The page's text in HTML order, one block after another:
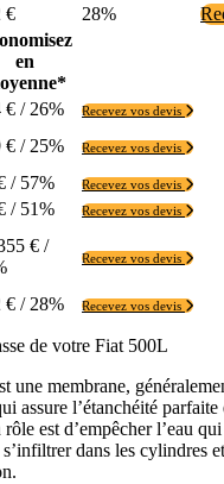
€ 28%
en
€ / 26% Recevez vos devis
€ / 25% Recevez vos devis
/ 57% Recevez vos devis
/ 51% Recevez vos devis
€ /
Recevez vos devis
€ / 28% Recevez vos devis
de votre Fiat 500L
une membrane,
assure l’étanchéité parfaite
est d’empêcher l’eau
dans les cylindres